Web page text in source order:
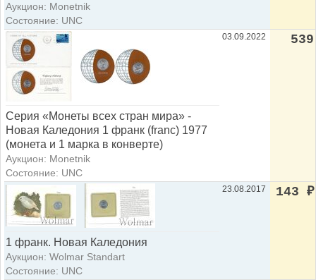
Аукцион: Monetnik
Состояние: UNC
Серия «Монеты всех стран мира» -
Новая Каледония 1 франк (franc) 1977
(монета и 1 марка в конверте)
Аукцион: Monetnik
Состояние: UNC
03.09.2022 539
1 франк. Новая Каледония
Аукцион: Wolmar Standart
Состояние: UNC
23.08.2017 143 ₽